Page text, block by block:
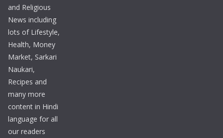
and Religious
News including
lots of Lifestyle,
Health, Money
Market, Sarkari
Naukari,
Recipes and
many more
content in Hindi
language for all
our readers